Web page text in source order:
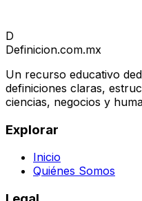
D
Definicion.com.mx
Un recurso educativo
definiciones claras,
ciencias, negocios y
Explorar
Inicio
Quiénes Somos